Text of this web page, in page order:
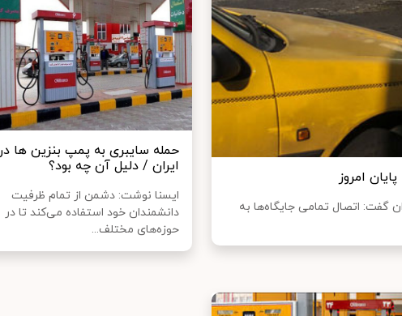
امروز
گفت: اتصال تمامی جایگاه‌ها به
حمله سایبری به پمپ بنزین ها در
ایران / دلیل آن چه بود؟
ایسنا نوشت: دشمن از تمام ظرفیت
دانشمندان خود استفاده می‌کند تا در
حوزه‌های مختلف...